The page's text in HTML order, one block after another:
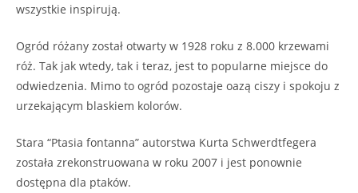
wszystkie inspirują.
Ogród różany został otwarty w 1928 roku z 8.000 krzewami
róż. Tak jak wtedy, tak i teraz, jest to popularne miejsce do
odwiedzenia. Mimo to ogród pozostaje oazą ciszy i spokoju z
urzekającym blaskiem kolorów.
Stara “Ptasia fontanna” autorstwa Kurta Schwerdtfegera
została zrekonstruowana w roku 2007 i jest ponownie
dostępna dla ptaków.